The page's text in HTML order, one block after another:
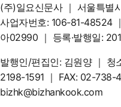
(주)일요신문사｜ 서울특별
사업자번호: 106-81-48524｜
아02990 ｜ 등록·발행일:
발행인/편집인: 김원양｜ 청
2198-1591 ｜ FAX: 02-738-
bizhk@bizhankook.com